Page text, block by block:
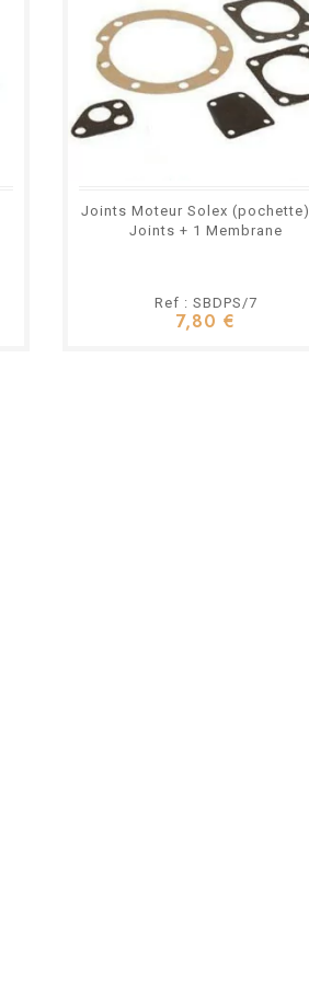
Joints Moteur Solex
Joints + 1 Membrane
Ref : SBDPS/7
7,80 €